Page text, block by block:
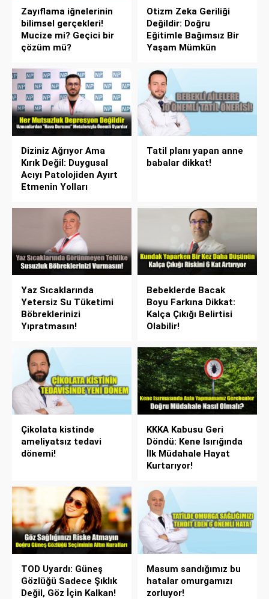
Zayıflama iğnelerinin
bilimsel gerçekleri!
Mucize mi? Geçici bir
çözüm mü?
Otizm Zeka Geriliği
Değildir: Doğru
Eğitimle Bağımsız Bir
Yaşam Mümkün
Diziniz Ağrıyor Ama
Kırık Değil: Duygusal
Acıyı Patolojiden Ayırt
Etmenin Yolları
Tatil planı yapan anne
babalar dikkat!
Yaz Sıcaklarında
Yetersiz Su Tüketimi
Böbreklerinizi
Yıpratmasın!
Bebeklerde Bacak
Boyu Farkına Dikkat:
Kalça Çıkığı Belirtisi
Olabilir!
Çikolata kistinde
ameliyatsız tedavi
dönemi!
KKKA Kabusu Geri
Döndü: Kene Isırığında
İlk Müdahale Hayat
Kurtarıyor!
TOD Uyardı: Güneş
Gözlüğü Sadece Şıklık
Değil, Göz İçin Kalkan!
Masum sandığımız bu
hatalar omurgamızı
zorluyor!